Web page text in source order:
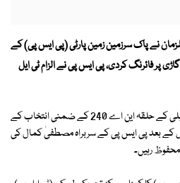
نے پاک سرزمین زمین پارٹی (پی ایس پی) کے
پر فائرنگ کردی، پی ایس پی نے الزام ٹی ایل
ایکسپریس نیوز کے مطابق قومی اسمبلی کے حلقہ این اے 240 کے ضمنی انتخاب کے
کے بعد پی ایس پی کے سربراہ مصطفیٰ کمال کی
محفوظ رہیں۔